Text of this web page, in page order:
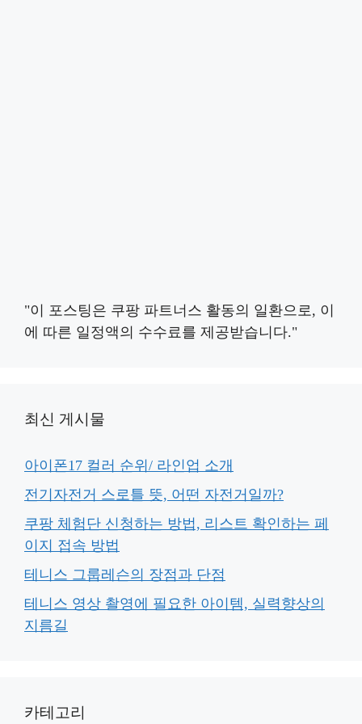
"이 포스팅은 쿠팡 파트너스 활동의 일환으로, 이
에 따른 일정액의 수수료를 제공받습니다."
최신 게시물
아이폰17 컬러 순위/ 라인업 소개
전기자전거 스로틀 뜻, 어떤 자전거일까?
쿠팡 체험단 신청하는 방법, 리스트 확인하는 페
이지 접속 방법
테니스 그룹레슨의 장점과 단점
테니스 영상 촬영에 필요한 아이템, 실력향상의
지름길
카테고리